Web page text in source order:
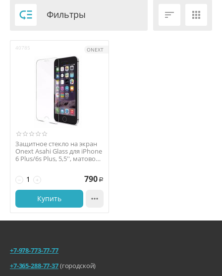
 Фильтры  
40785 ONEXT
Защитное стекло на экран
Onext Asahi Glass для iPhone
6 Plus/6s Plus, 5,5'', матовое,
+
− 790 Р
Купить 
+7-978-773-77-77
+7-365-288-77-37(городской)